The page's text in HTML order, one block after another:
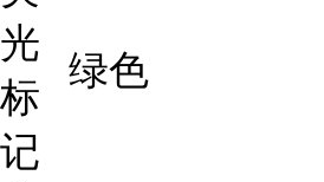
光
标
记
绿色